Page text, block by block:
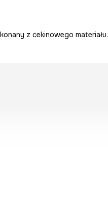
z cekinowego materiału.